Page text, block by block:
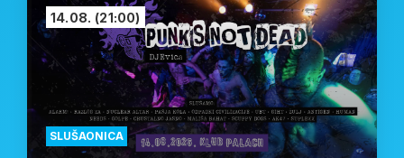
SLUŠAONICA
14.08. (21:00)